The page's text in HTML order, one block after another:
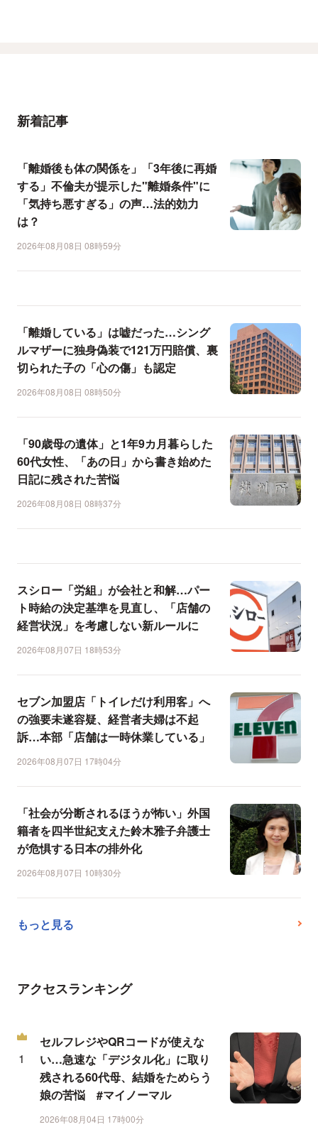
新着記事
「離婚後も体の関係を」「3年後に再婚
する」不倫夫が提示した"離婚条件"に
「気持ち悪すぎる」の声…法的効力
は？
2026年08月08日 08時59分
「離婚している」は嘘だった…シング
ルマザーに独身偽装で121万円賠償、裏
切られた子の「心の傷」も認定
2026年08月08日 08時50分
「90歳母の遺体」と1年9カ月暮らした
60代女性、「あの日」から書き始めた
日記に残された苦悩
2026年08月08日 08時37分
スシロー「労組」が会社と和解…パー
ト時給の決定基準を見直し、「店舗の
経営状況」を考慮しない新ルールに
2026年08月07日 18時53分
セブン加盟店「トイレだけ利用客」へ
の強要未遂容疑、経営者夫婦は不起
訴…本部「店舗は一時休業している」
2026年08月07日 17時04分
「社会が分断されるほうが怖い」外国
籍者を四半世紀支えた鈴木雅子弁護士
が危惧する日本の排外化
2026年08月07日 10時30分
もっと見る
アクセスランキング
セルフレジやQRコードが使えな
い…急速な「デジタル化」に取り
残される60代母、結婚をためらう
娘の苦悩 #マイノーマル
2026年08月04日 17時00分